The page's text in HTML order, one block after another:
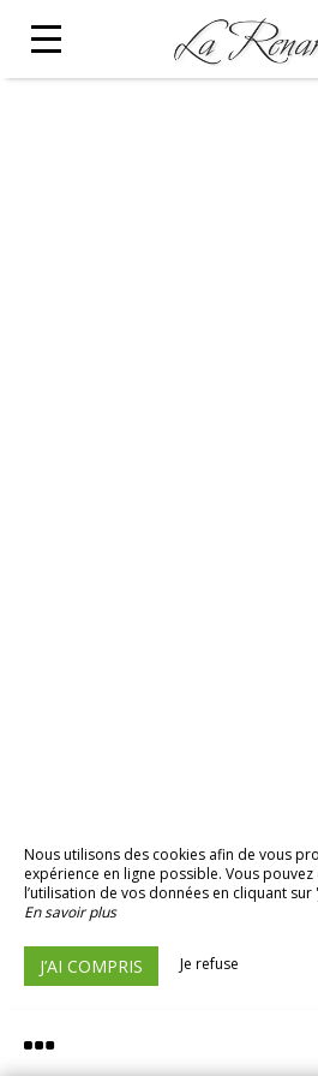
Nous utilisons des cookies afin de vous
expérience en ligne possible. Vous pouvez
l’utilisation de vos données en cliquant sur
En savoir plus
J’AI COMPRIS Je refuse